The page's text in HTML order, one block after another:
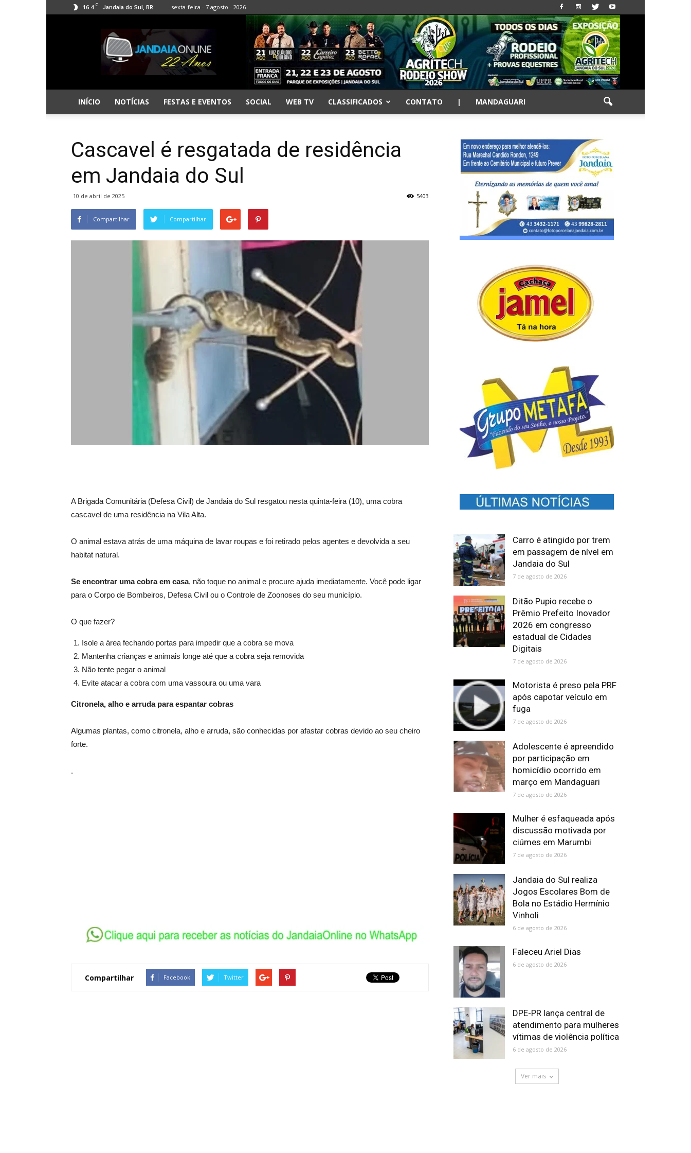
16.4 C Jandaia do Sul, BR sexta-feira - 7 agosto - 2026
Jandaia
Online
INÍCIO NOTÍCIAS FESTAS E EVENTOS SOCIAL WEB TV CLASSIFICADOS CONTATO | MANDAGUARI
Cascavel é resgatada de residência
em Jandaia do Sul
10 de abril de 2025 5403
Compartilhar Compartilhar
A Brigada Comunitária (Defesa Civil) de Jandaia do Sul resgatou nesta quinta-feira (10), uma cobra
cascavel de uma residência na Vila Alta.
O animal estava atrás de uma máquina de lavar roupas e foi retirado pelos agentes e devolvida a seu
habitat natural.
Se encontrar uma cobra em casa, não toque no animal e procure ajuda imediatamente. Você pode ligar
para o Corpo de Bombeiros, Defesa Civil ou o Controle de Zoonoses do seu município.
O que fazer?
Isole a área fechando portas para impedir que a cobra se mova
Mantenha crianças e animais longe até que a cobra seja removida
Não tente pegar o animal
Evite atacar a cobra com uma vassoura ou uma vara
Citronela, alho e arruda para espantar cobras
Algumas plantas, como citronela, alho e arruda, são conhecidas por afastar cobras devido ao seu cheiro
forte.
.
Compartilhar Facebook Twitter
Carro é atingido por trem
em passagem de nível em
Jandaia do Sul
7 de agosto de 2026
Ditão Pupio recebe o
Prêmio Prefeito Inovador
2026 em congresso
estadual de Cidades
Digitais
7 de agosto de 2026
Motorista é preso pela PRF
após capotar veículo em
fuga
7 de agosto de 2026
Adolescente é apreendido
por participação em
homicídio ocorrido em
março em Mandaguari
7 de agosto de 2026
Mulher é esfaqueada após
discussão motivada por
ciúmes em Marumbi
7 de agosto de 2026
Jandaia do Sul realiza
Jogos Escolares Bom de
Bola no Estádio Hermínio
Vinholi
6 de agosto de 2026
Faleceu Ariel Dias
6 de agosto de 2026
DPE-PR lança central de
atendimento para mulheres
vítimas de violência política
6 de agosto de 2026
Ver mais